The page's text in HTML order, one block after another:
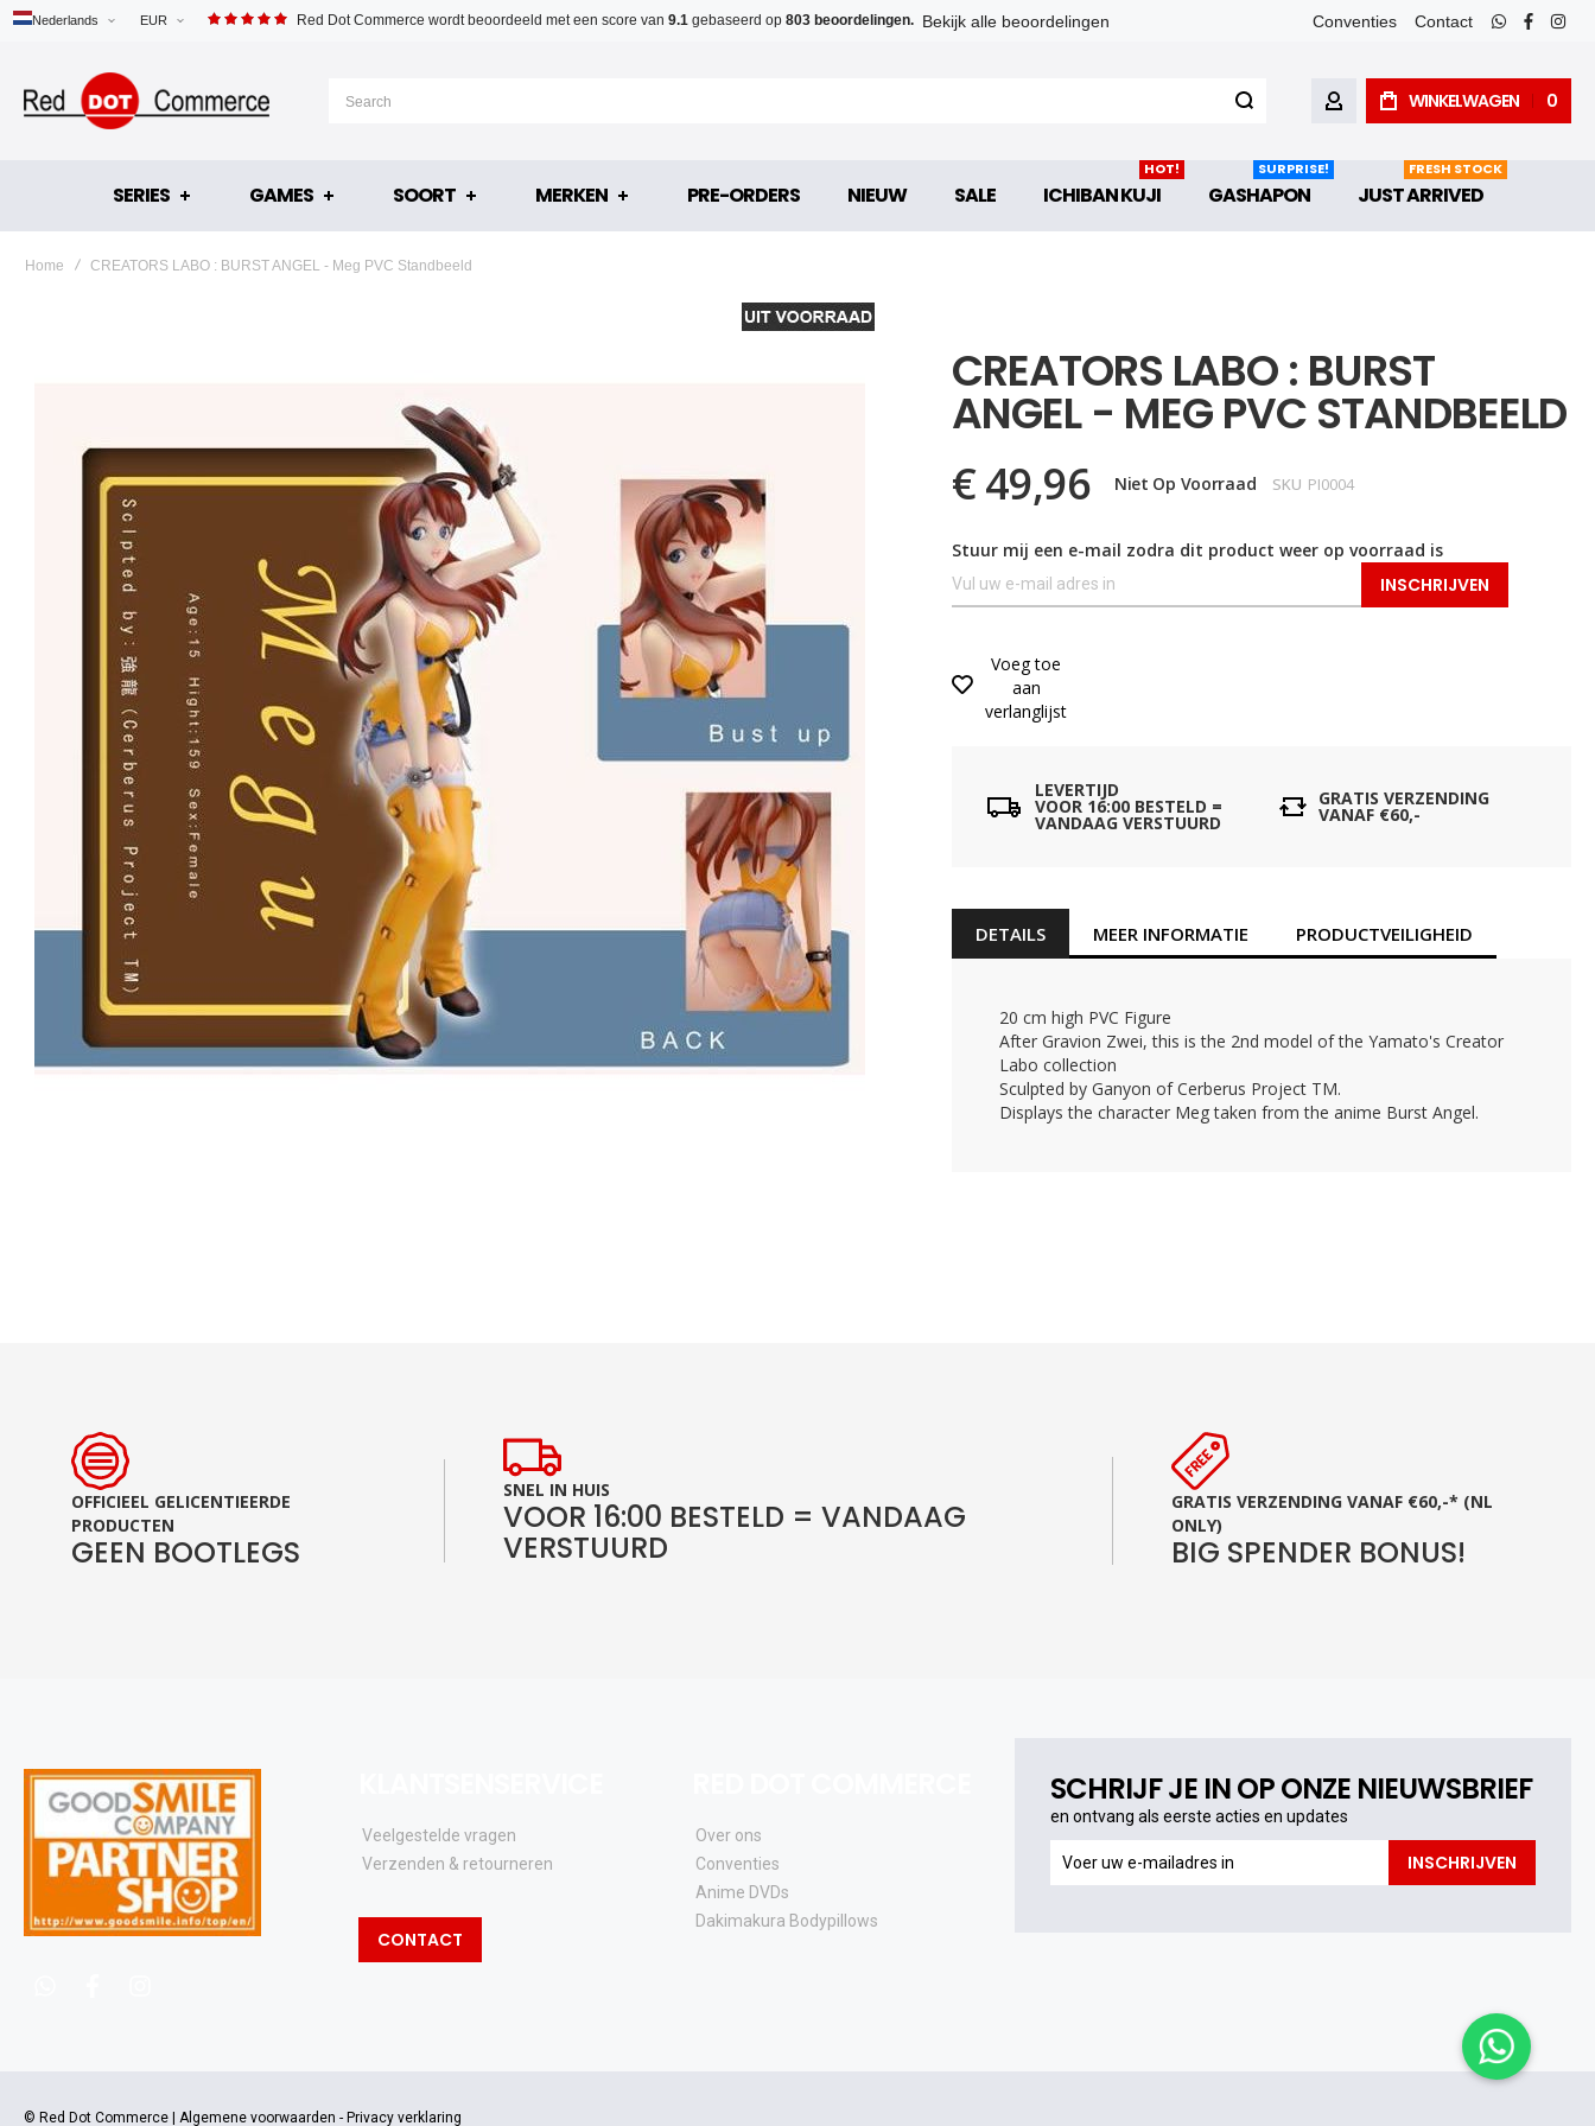
EUR
Nederlands Red Dot Commerce wordt beoordeeld met een score van 9.1 gebaseerd op 803 beoordelingen. Bekijk alle beoordelingen Conventies Contact
whatsapp
facebook
ACCOUNTWINKELWAGEN 0
SERIES GAMES SOORT MERKEN PRE-ORDERS NIEUW SALE ICHIBAN KUJI
HOT!
GASHAPON
SURPRISE!
JUST ARRIVED
FRESH STOCK
Home CREATORS LABO : BURST ANGEL - Meg PVC Standbeeld
afbeeldingen-
CREATORS LABO : BURST
ANGEL - MEG PVC STANDBEELD
€ 49,96 Niet Op Voorraad SKU PI0004
Stuur mij een e-mail zodra dit product weer op voorraad is
INSCHRIJVEN
Voeg toe
aan
verlanglijst
LEVERTIJD
VOOR 16:00 BESTELD =
VANDAAG VERSTUURD
GRATIS VERZENDING
VANAF €60,-
DETAILS
20 cm high PVC Figure
After Gravion Zwei, this is the 2nd model of the Yamato's Creator
Labo collection
Sculpted by Ganyon of Cerberus Project TM.
Displays the character Meg taken from the anime Burst Angel.
MEER INFORMATIE PRODUCTVEILIGHEID
OFFICIEEL GELICENTIEERDE
PRODUCTEN
GEEN BOOTLEGS
SNEL IN HUIS
VOOR 16:00 BESTELD = VANDAAG
VERSTUURD
GRATIS VERZENDING VANAF €60,-* (NL
ONLY)
BIG SPENDER BONUS!
SCHRIJF JE IN OP ONZE NIEUWSBRIEF
en ontvang als eerste acties en updates
ontvang
INSCHRIJVEN
Veelgestelde vragen
Verzenden & retourneren
CONTACT
Over ons
Conventies
Anime DVDs
Dakimakura Bodypillows
© Red Dot Commerce | Algemene voorwaarden - Privacy verklaring